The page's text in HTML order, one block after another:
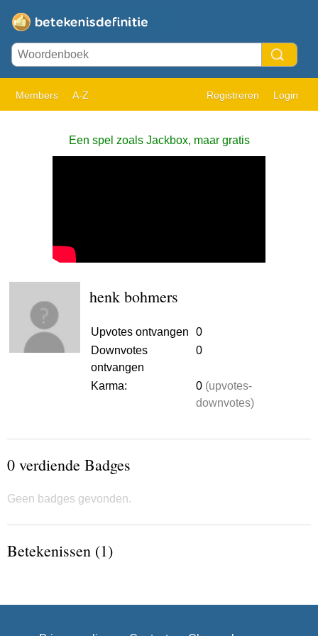
Members A-Z Registreren Login
Een spel zoals Jackbox, maar gratis
henk bohmers
Upvotes ontvangen
0
Downvotes
ontvangen
0
Karma: 0 (upvotes-
downvotes)
0 verdiende Badges
Geen badges gevonden.
Betekenissen (1)